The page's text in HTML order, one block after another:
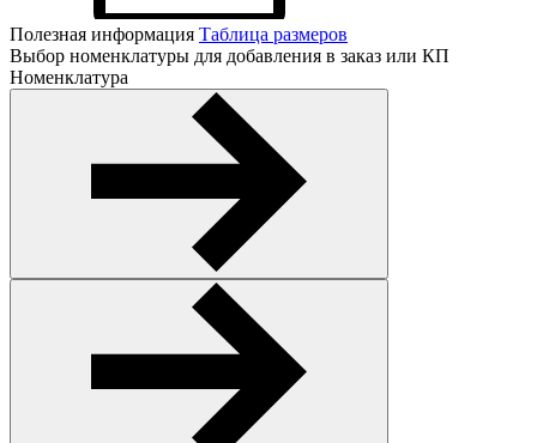
Полезная информация Таблица размеров
Выбор номенклатуры для добавления в заказ или КП
Номенклатура